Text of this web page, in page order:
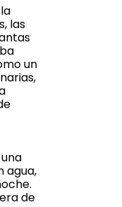
las
un
agua,
de